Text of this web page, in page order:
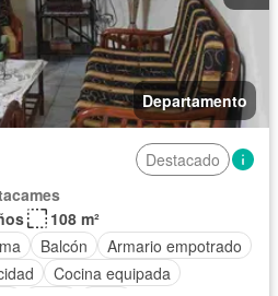
Departamento
Destacado
108 m²
Balcón
Armario empotrado
Cocina equipada